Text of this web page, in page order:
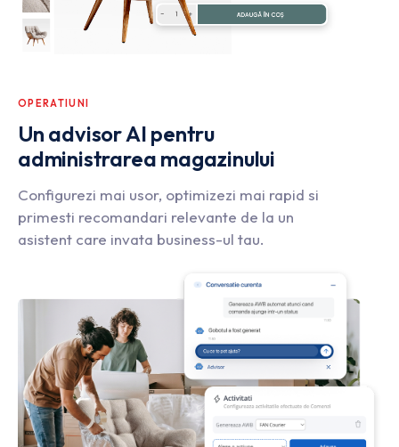
OPERATIUNI
Un advisor AI pentru
administrarea magazinului
Configurezi mai usor, optimizezi mai rapid si
primesti recomandari relevante de la un
asistent care invata business-ul tau.